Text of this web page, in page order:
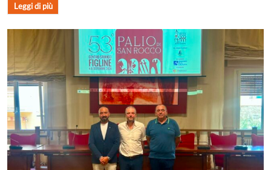
Leggi di più